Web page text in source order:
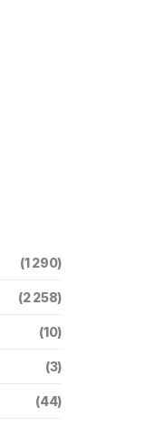
(1 290)
(2 258)
(10)
(3)
(44)